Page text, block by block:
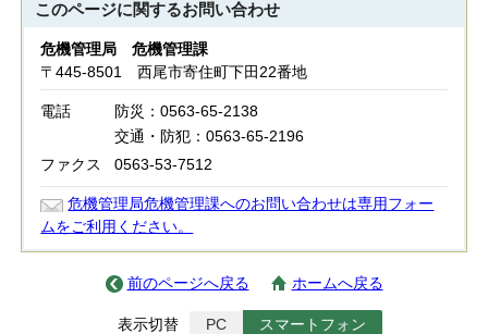
このページに関するお問い合わせ
危機管理局 危機管理課
〒445-8501 西尾市寄住町下田22番地
電話
防災：0563-65-2138
交通・防犯：0563-65-2196
ファクス
0563-53-7512
危機管理局危機管理課へのお問い合わせは専用フォー
ムをご利用ください。
前のページへ戻る ホームへ戻る
表示切替 PC スマートフォン